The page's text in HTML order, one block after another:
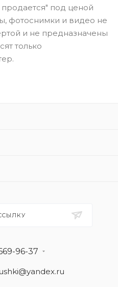
под ценой
фотоснимки и видео не
и не предназначены
только
96-37